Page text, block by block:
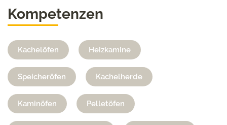
Kompetenzen
Kachelöfen Heizkamine
Speicheröfen Kachelherde
Kaminöfen Pelletöfen